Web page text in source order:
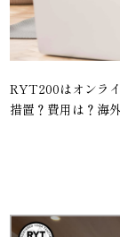
RYT200はオンラ
措置？費用は？海